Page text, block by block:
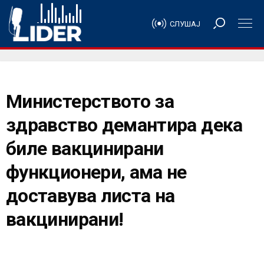
СЛУШАЈ
Министерството за
здравство демантира дека
биле вакцинирани
функционери, ама не
доставува листа на
вакцинирани!